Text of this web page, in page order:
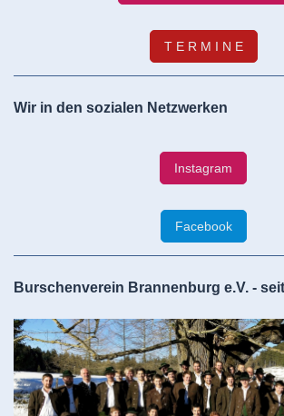
T E R M I N E
Wir in den sozialen Netzwerken
Instagram
Facebook
Burschenverein Brannenburg e.V. -